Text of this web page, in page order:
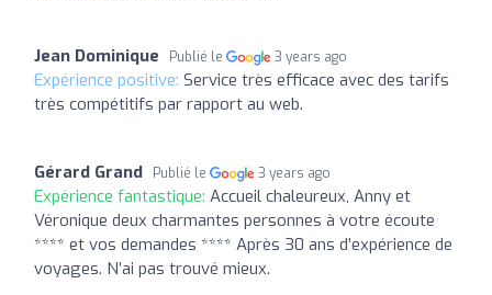
Jean Dominique Publié le 3 years ago
Expérience positive: Service très efficace avec des tarifs
très compétitifs par rapport au web.
Gérard Grand Publié le 3 years ago
Expérience fantastique: Accueil chaleureux, Anny et
Véronique deux charmantes personnes à votre écoute
**** et vos demandes **** Après 30 ans d’expérience de
voyages. N’ai pas trouvé mieux.